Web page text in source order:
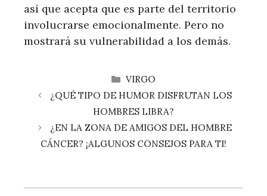
así que acepta que es parte del territorio
involucrarse emocionalmente. Pero no
mostrará su vulnerabilidad a los demás.
CATEGORÍAS
VIRGO
¿QUÉ TIPO DE HUMOR DISFRUTAN LOS
HOMBRES LIBRA?
¿EN LA ZONA DE AMIGOS DEL HOMBRE
CÁNCER? ¡ALGUNOS CONSEJOS PARA TI!